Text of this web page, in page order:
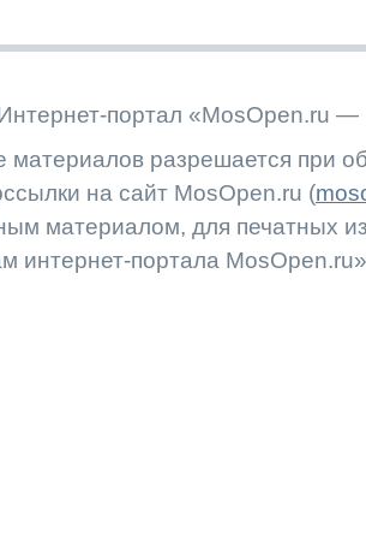
портал «MosOpen.ru —
материалов разрешается при
на сайт MosOpen.ru (
материалом, для печатных
интернет-портала